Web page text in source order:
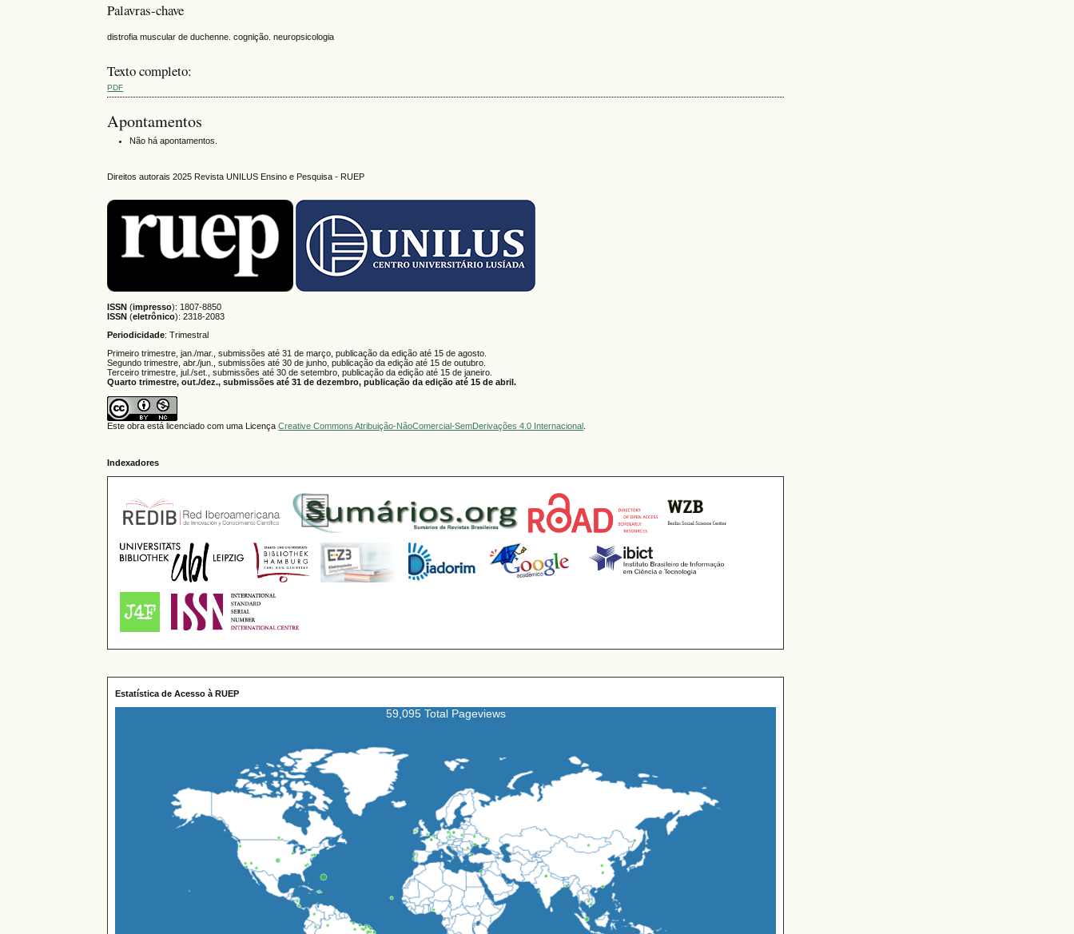
Palavras-chave
distrofia muscular de duchenne. cognição. neuropsicologia
Texto completo:
PDF
Apontamentos
Não há apontamentos.
Direitos autorais 2025 Revista UNILUS Ensino e Pesquisa - RUEP
ISSN (impresso): 1807-8850
ISSN (eletrônico):2318-2083
Periodicidade: Trimestral
Primeiro trimestre, jan./mar., submissões até 31 de março, publicação da edição até 15 de agosto.
Segundo trimestre, abr./jun., submissões até 30 de junho, publicação da edição até 15 de outubro.
Terceiro trimestre, jul./set., submissões até 30 de setembro, publicação da edição até 15 de janeiro.
Quarto trimestre, out./dez., submissões até 31 de dezembro, publicação da edição até 15 de abril.
Este obra está licenciado com uma LicençaCreative Commons Atribuição-NãoComercial-SemDerivações 4.0 Internacional
Indexadores
Estatística de Acesso à RUEP
59,095 Total Pageviews